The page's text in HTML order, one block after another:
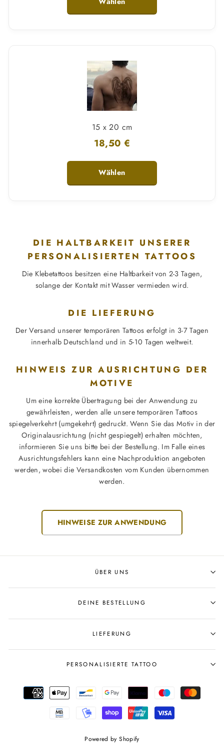
15 x 20 cm
18,50 €
Wählen
DIE HALTBARKEIT UNSERER
PERSONALISIERTEN TATTOOS
Die Klebetattoos besitzen eine Haltbarkeit von 2-3 Tagen,
solange der Kontakt mit Wasser vermieden wird.
DIE LIEFERUNG
Der Versand unserer temporären Tattoos erfolgt in 3-7 Tagen
innerhalb Deutschland und in 5-10 Tagen weltweit.
HINWEIS ZUR AUSRICHTUNG DER
MOTIVE
Um eine korrekte Übertragung bei der Anwendung zu
gewährleisten, werden alle unsere temporären Tattoos
spiegelverkehrt (umgekehrt) gedruckt. Wenn Sie das Motiv in der
Originalausrichtung (nicht gespiegelt) erhalten möchten,
informieren Sie uns bitte bei der Bestellung. Im Falle eines
Ausrichtungsfehlers kann eine Nachproduktion angeboten
werden, wobei die Versandkosten vom Kunden übernommen
werden.
HINWEISE ZUR ANWENDUNG
ÜBER UNS
DEINE BESTELLUNG
LIEFERUNG
PERSONALISIERTE TATTOO
Powered by Shopify